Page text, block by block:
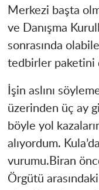
Merkezi başta
ve Danışma
sonrasında
tedbirler paketini
İşin aslını
üzerinden üç ay
böyle yol
alıyordum.
vurumu.Biran
Örgütü